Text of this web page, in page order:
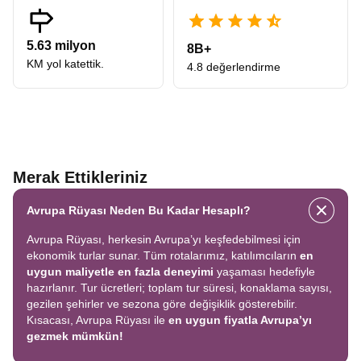
5.63 milyon
KM yol katettik.
8B+
4.8 değerlendirme
Merak Ettikleriniz
Avrupa Rüyası Neden Bu Kadar Hesaplı?
Avrupa Rüyası, herkesin Avrupa’yı keşfedebilmesi için
ekonomik turlar sunar. Tüm rotalarımız, katılımcıların en
uygun maliyetle en fazla deneyimi yaşaması hedefiyle
hazırlanır. Tur ücretleri; toplam tur süresi, konaklama sayısı,
gezilen şehirler ve sezona göre değişiklik gösterebilir.
Kısacası, Avrupa Rüyası ile en uygun fiyatla Avrupa’yı
gezmek mümkün!